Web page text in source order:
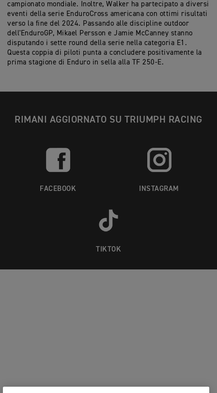
campionato mondiale. Inoltre, Walker ha partecipato a diversi
eventi della serie EnduroCross americana con ottimi risultati
verso la fine del 2024. Passando alle discipline outdoor
dell'EnduroGP, Mikael Persson e Jamie McCanney stanno
disputando i sette round della serie nella categoria E1.
Questa coppia di piloti punta a concludere positivamente la
prima stagione di Enduro in sella alla TF 250-E.
RIMANI AGGIORNATO SU TRIUMPH RACING
FACEBOOK INSTAGRAM
TIKTOK